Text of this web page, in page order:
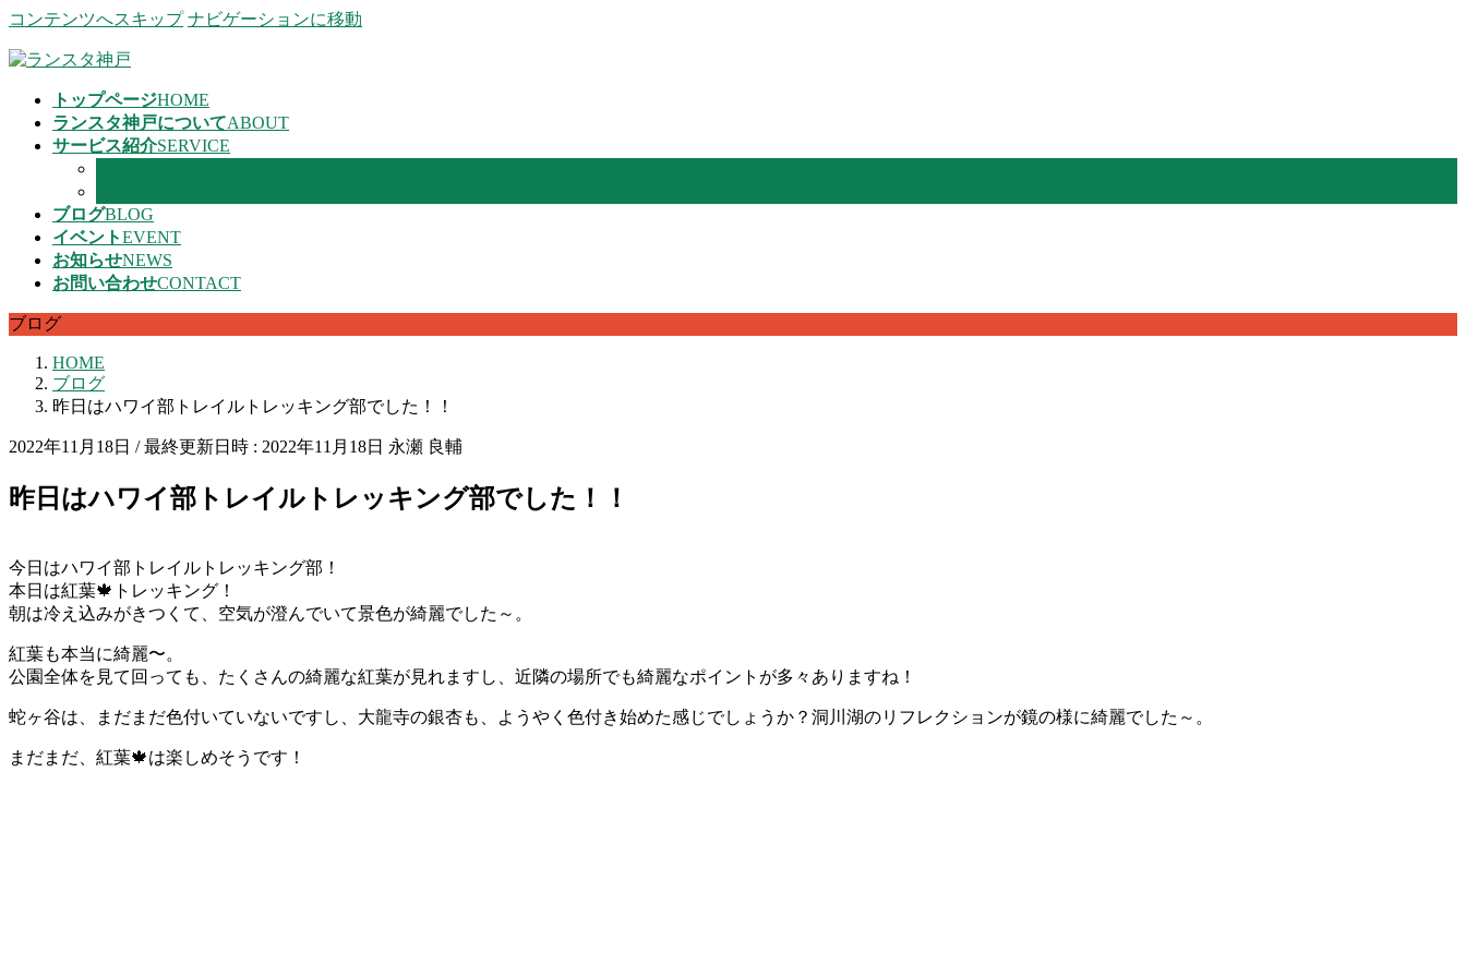
コンテンツへスキップ ナビゲーションに移動
トップページHOME
ランスタ神戸についてABOUT
サービス紹介SERVICE
ブログBLOG
イベントEVENT
お知らせNEWS
お問い合わせCONTACT
ブログ
HOME
ブログ
昨日はハワイ部トレイルトレッキング部でした！！
2022年11月18日 / 最終更新日時 : 2022年11月18日 永瀬 良輔
昨日はハワイ部トレイルトレッキング部でした！！
今日はハワイ部トレイルトレッキング部！
本日は紅葉🍁トレッキング！
朝は冷え込みがきつくて、空気が澄んでいて景色が綺麗でした～。
紅葉も本当に綺麗〜。
公園全体を見て回っても、たくさんの綺麗な紅葉が見れますし、近隣の場所でも綺麗なポイントが多々ありますね！
蛇ヶ谷は、まだまだ色付いていないですし、大龍寺の銀杏も、ようやく色付き始めた感じでしょうか？洞川湖のリフレクションが鏡の様に綺麗でした～。
まだまだ、紅葉🍁は楽しめそうです！